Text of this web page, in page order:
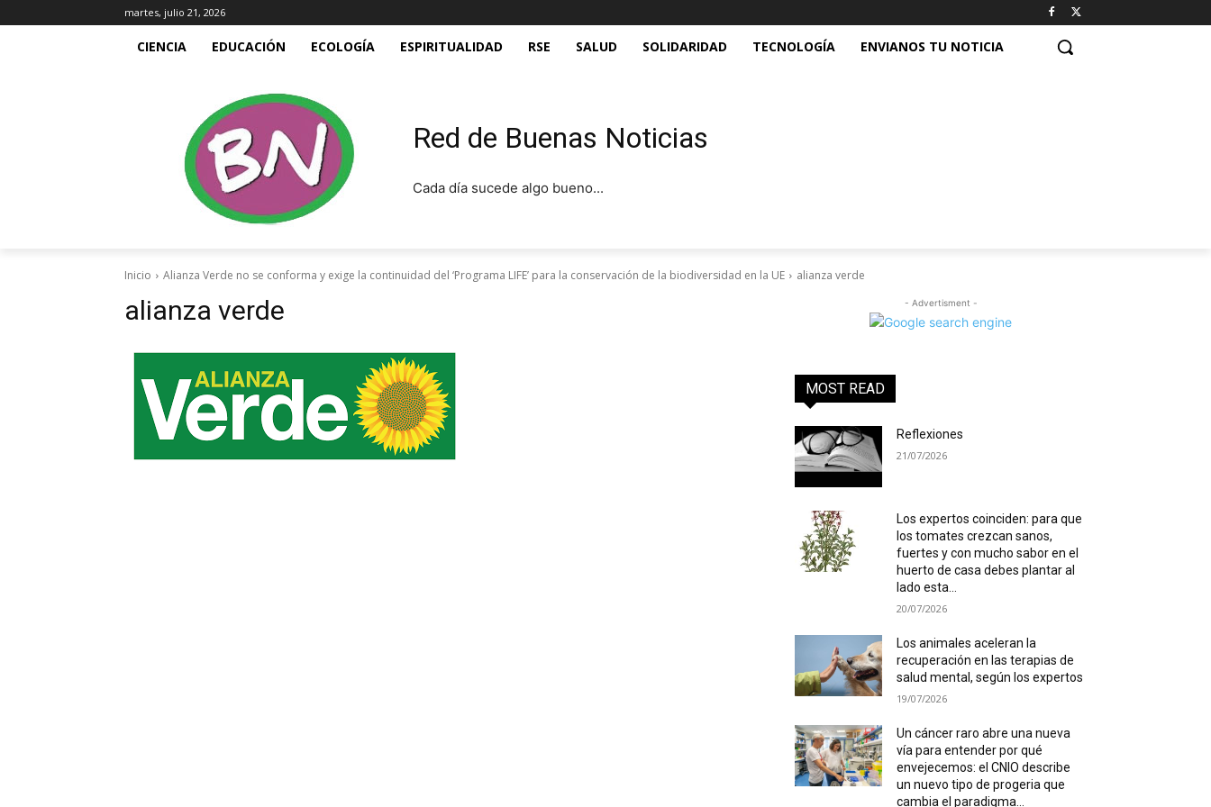
martes, julio 21, 2026
CIENCIA EDUCACIÓN ECOLOGÍA ESPIRITUALIDAD RSE SALUD SOLIDARIDAD TECNOLOGÍA ENVIANOS TU NOTICIA
Red de Buenas Noticias
Cada día sucede algo bueno...
Inicio Alianza Verde no se conforma y exige la continuidad del ‘Programa LIFE’ para la conservación de la biodiversidad en la UE alianza verde
alianza verde - Advertisment -
MOST READ
Reflexiones
21/07/2026
Los expertos coinciden: para que
los tomates crezcan sanos,
fuertes y con mucho sabor en el
huerto de casa debes plantar al
lado esta...
20/07/2026
Los animales aceleran la
recuperación en las terapias de
salud mental, según los expertos
19/07/2026
Un cáncer raro abre una nueva
vía para entender por qué
envejecemos: el CNIO describe
un nuevo tipo de progeria que
cambia el paradigma...